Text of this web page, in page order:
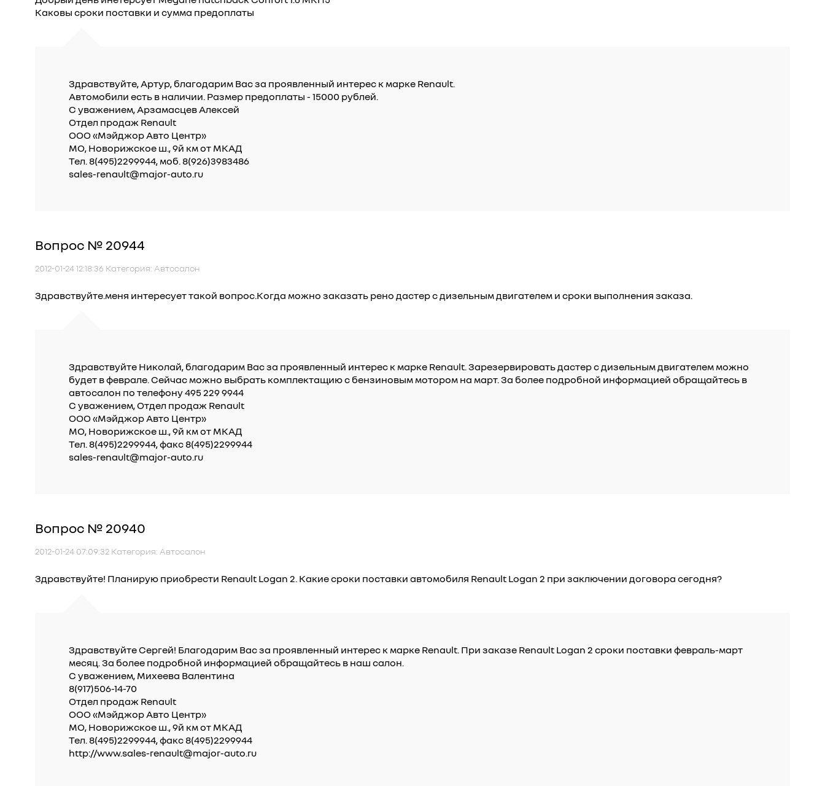
Каковы сроки поставки и сумма предоплаты
Здравствуйте, Артур, благодарим Вас за проявленный интерес к марке Renault.
Автомобили есть в наличии. Размер предоплаты - 15000 рублей.
С уважением, Арзамасцев Алексей
Отдел продаж Renault
ООО «Мэйджор Авто Центр»
МО, Новорижское ш., 9й км от МКАД
Тел. 8(495)2299944, моб. 8(926)3983486
sales-renault@major-auto.ru
Вопрос № 20944
2012-01-24 12:18:36 Категория: Автосалон
Здравствуйте.меня интересует такой вопрос.Когда можно заказать рено дастер с дизельным двигателем и сроки выполнения заказа.
Здравствуйте Николай, благодарим Вас за проявленный интерес к марке Renault. Зарезервировать дастер с дизельным двигателем можно
будет в феврале. Сейчас можно выбрать комплектащию с бензиновым мотором на март. За более подробной информацией обращайтесь в
автосалон по телефону 495 229 9944
С уважением, Отдел продаж Renault
ООО «Мэйджор Авто Центр»
МО, Новорижское ш., 9й км от МКАД
Тел. 8(495)2299944, факс 8(495)2299944
sales-renault@major-auto.ru
Вопрос № 20940
2012-01-24 07:09:32 Категория: Автосалон
Здравствуйте! Планирую приобрести Renault Logan 2. Какие сроки поставки автомобиля Renault Logan 2 при заключении договора сегодня?
Здравствуйте Сергей! Благодарим Вас за проявленный интерес к марке Renault. При заказе Renault Logan 2 сроки поставки февраль-март
месяц. За более подробной информацией обращайтесь в наш салон.
С уважением, Михеева Валентина
8(917)506-14-70
Отдел продаж Renault
ООО «Мэйджор Авто Центр»
МО, Новорижское ш., 9й км от МКАД
Тел. 8(495)2299944, факс 8(495)2299944
http://www.sales-renault@major-auto.ru